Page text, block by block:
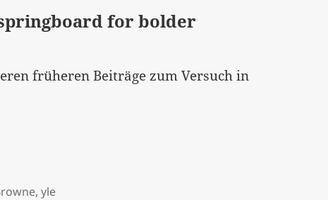
for bolder
früheren Beiträge zum Versuch in
,yle